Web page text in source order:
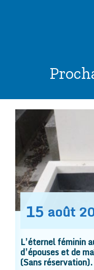
15 août
L’éternel féminin
d’épouses et de
(Sans réservation).